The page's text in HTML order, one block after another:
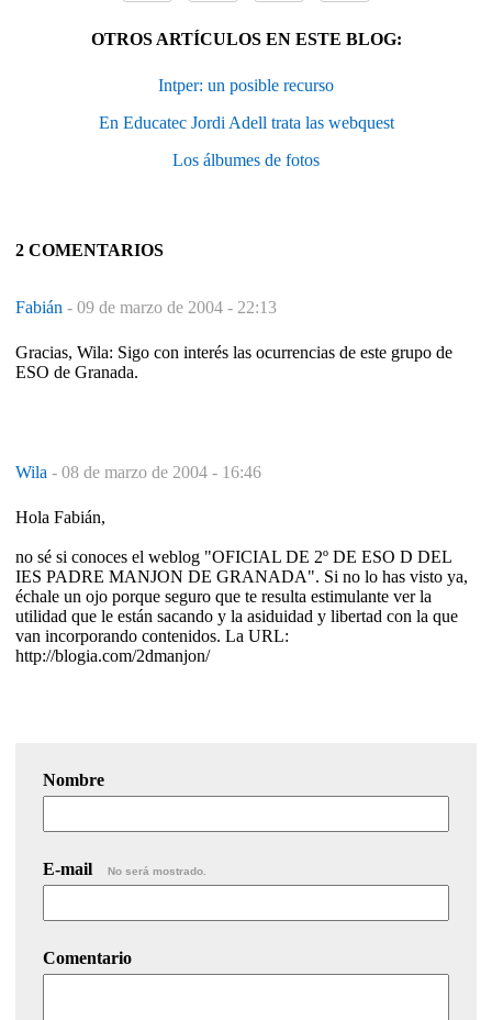
OTROS ARTÍCULOS EN ESTE BLOG:
Intper: un posible recurso
En Educatec Jordi Adell trata las webquest
Los álbumes de fotos
2 COMENTARIOS
Fabián - 09 de marzo de 2004 - 22:13
Gracias, Wila: Sigo con interés las ocurrencias de este grupo de
ESO de Granada.
Wila - 08 de marzo de 2004 - 16:46
Hola Fabián,
no sé si conoces el weblog "OFICIAL DE 2º DE ESO D DEL
IES PADRE MANJON DE GRANADA". Si no lo has visto ya,
échale un ojo porque seguro que te resulta estimulante ver la
utilidad que le están sacando y la asiduidad y libertad con la que
van incorporando contenidos. La URL:
http://blogia.com/2dmanjon/
Nombre
E-mail No será mostrado.
Comentario